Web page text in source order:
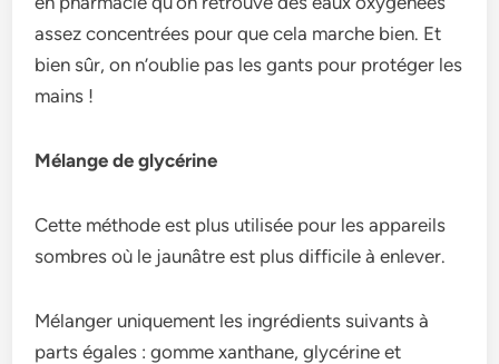
assez concentrées pour que cela marche bien. Et
bien sûr, on n’oublie pas les gants pour protéger les
mains !
Mélange de glycérine
Cette méthode est plus utilisée pour les appareils
sombres où le jaunâtre est plus difficile à enlever.
Mélanger uniquement les ingrédients suivants à
parts égales : gomme xanthane, glycérine et